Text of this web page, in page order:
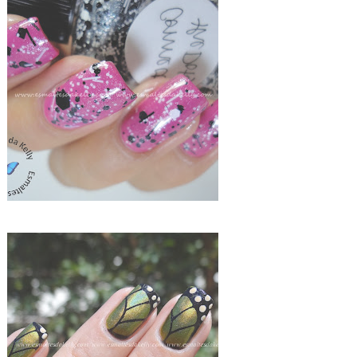
LOLLY - ZOYA MOD MATTE + CONNECT THE DOTS - LYNNDERELLA E RESULTADO DO SORTEIO DAS COMENTARISTAS DOS POSTS PROGRAMADOS
ACID LEMON E ANIMAL PRINT BUTERFLY